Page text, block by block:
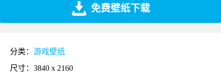
免费壁纸下载
分类： 游戏壁纸
尺寸：3840 x 2160